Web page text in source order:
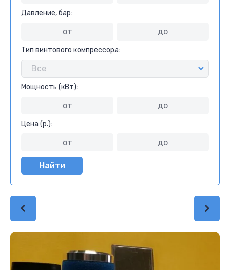
Давление, бар:
Тип винтового компрессора:
Мощность (кВт):
Цена (р.):
Найти